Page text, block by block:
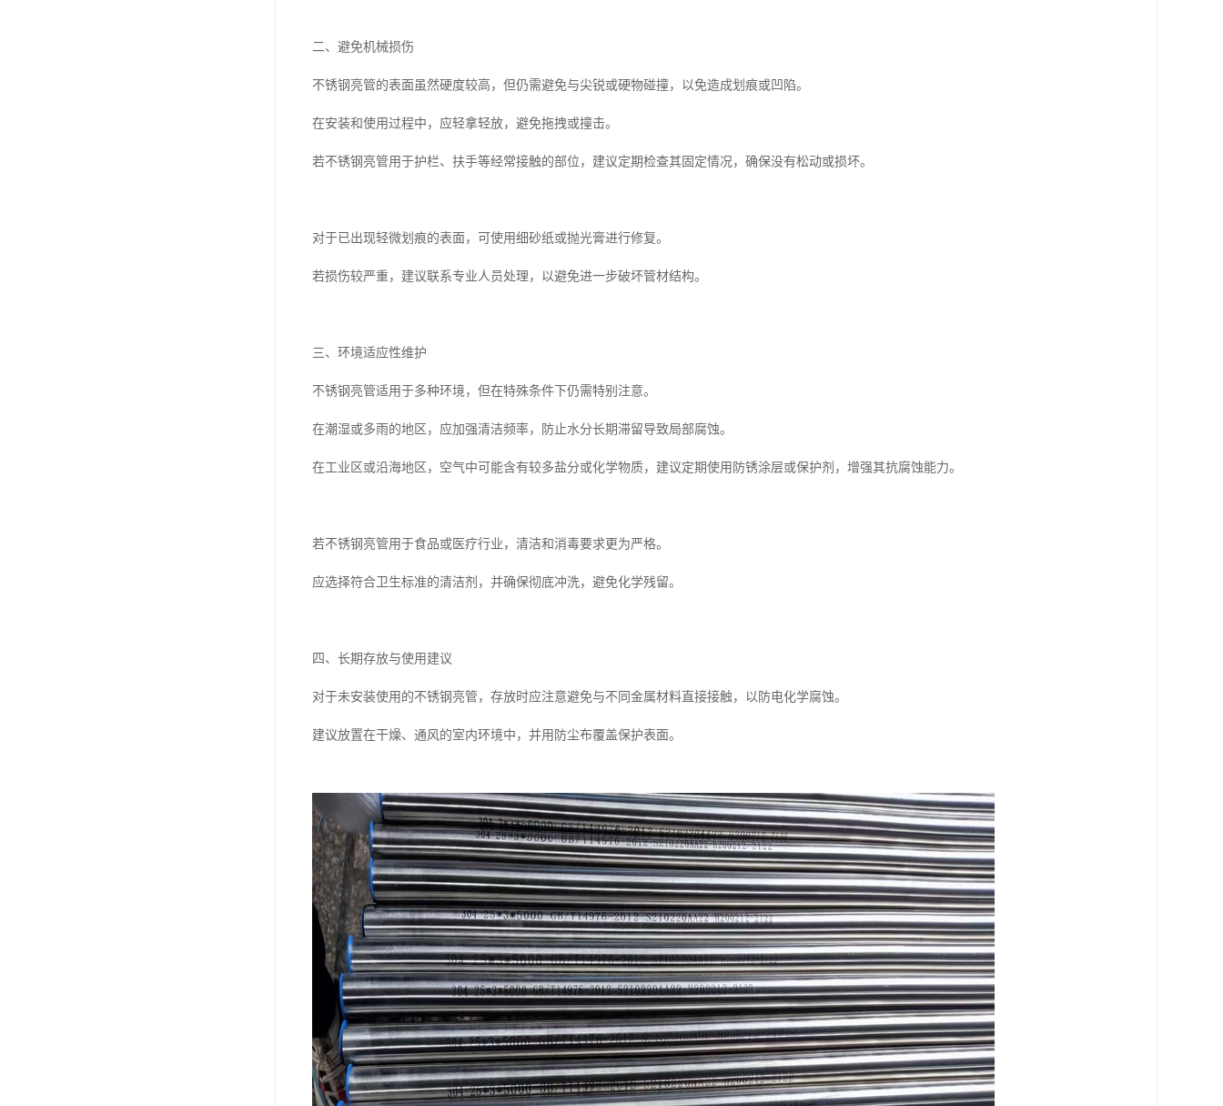
二、避免机械损伤
不锈钢亮管的表面虽然硬度较高，但仍需避免与尖锐或硬物碰撞，以免造成划痕或凹陷。
在安装和使用过程中，应轻拿轻放，避免拖拽或撞击。
若不锈钢亮管用于护栏、扶手等经常接触的部位，建议定期检查其固定情况，确保没有松动或损坏。
对于已出现轻微划痕的表面，可使用细砂纸或抛光膏进行修复。
若损伤较严重，建议联系专业人员处理，以避免进一步破坏管材结构。
三、环境适应性维护
不锈钢亮管适用于多种环境，但在特殊条件下仍需特别注意。
在潮湿或多雨的地区，应加强清洁频率，防止水分长期滞留导致局部腐蚀。
在工业区或沿海地区，空气中可能含有较多盐分或化学物质，建议定期使用防锈涂层或保护剂，增强其抗腐蚀能力。
若不锈钢亮管用于食品或医疗行业，清洁和消毒要求更为严格。
应选择符合卫生标准的清洁剂，并确保彻底冲洗，避免化学残留。
四、长期存放与使用建议
对于未安装使用的不锈钢亮管，存放时应注意避免与不同金属材料直接接触，以防电化学腐蚀。
建议放置在干燥、通风的室内环境中，并用防尘布覆盖保护表面。